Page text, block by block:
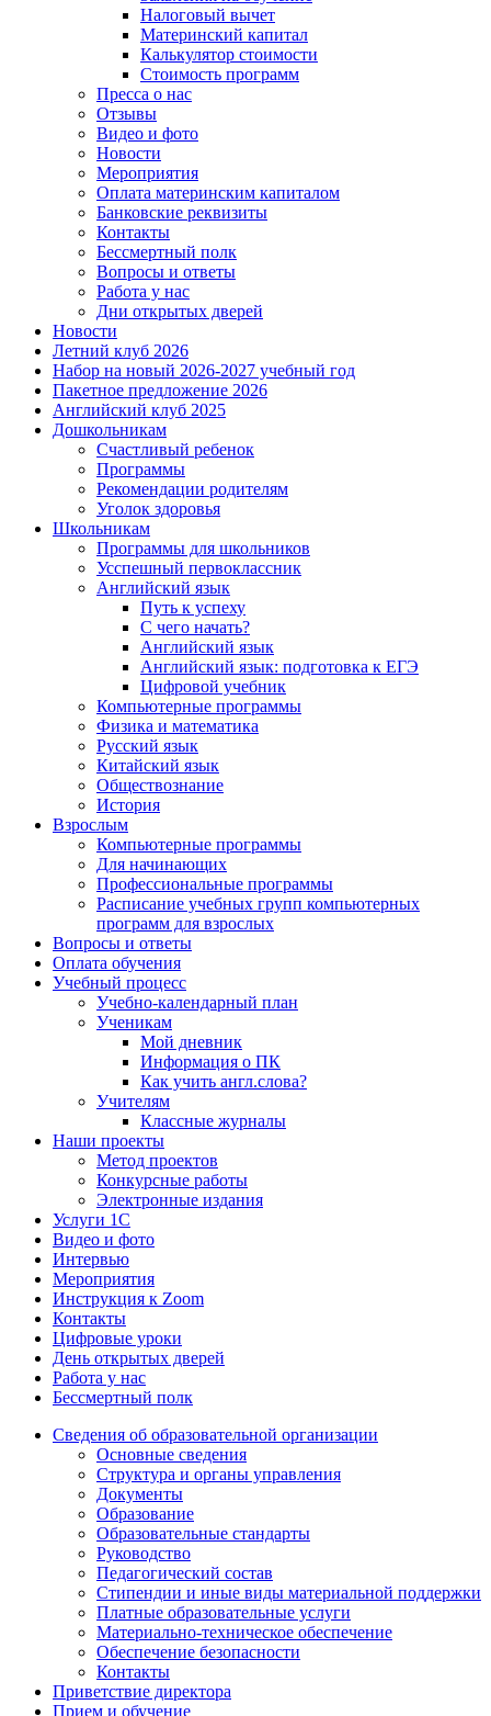
Налоговый вычет
Материнский капитал
Калькулятор стоимости
Стоимость программ
Пресса о нас
Отзывы
Видео и фото
Новости
Мероприятия
Оплата материнским капиталом
Банковские реквизиты
Контакты
Бессмертный полк
Вопросы и ответы
Работа у нас
Дни открытых дверей
Новости
Летний клуб 2026
Набор на новый 2026-2027 учебный год
Пакетное предложение 2026
Английский клуб 2025
Дошкольникам
Счастливый ребенок
Программы
Рекомендации родителям
Уголок здоровья
Школьникам
Программы для школьников
Усспешный первоклассник
Английский язык
Путь к успеху
С чего начать?
Английский язык
Английский язык: подготовка к ЕГЭ
Цифровой учебник
Компьютерные программы
Физика и математика
Русский язык
Китайский язык
Обществознание
История
Взрослым
Компьютерные программы
Для начинающих
Профессиональные программы
Расписание учебных групп компьютерных
программ для взрослых
Вопросы и ответы
Оплата обучения
Учебный процесс
Учебно-календарный план
Ученикам
Мой дневник
Информация о ПК
Как учить англ.слова?
Учителям
Классные журналы
Наши проекты
Метод проектов
Конкурсные работы
Электронные издания
Услуги 1C
Видео и фото
Интервью
Мероприятия
Инструкция к Zoom
Контакты
Цифровые уроки
День открытых дверей
Работа у нас
Бессмертный полк
Сведения об образовательной организации
Основные сведения
Структура и органы управления
Документы
Образование
Образовательные стандарты
Руководство
Педагогический состав
Стипендии и иные виды материальной поддержки
Платные образовательные услуги
Материально-техническое обеспечение
Обеспечение безопасности
Контакты
Приветствие директора
Прием и обучение